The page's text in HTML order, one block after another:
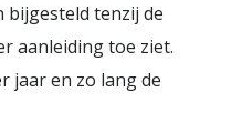
bijgesteld tenzij de
aanleiding toe ziet.
jaar en zo lang de